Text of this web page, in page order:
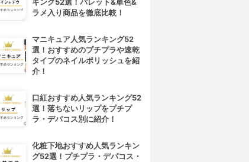
キング52選！パレット&単色&
ラメ入り商品を徹底比較！
マニキュア人気ランキング52
選！おすすめのプチプラや速乾
タイプのネイルポリッシュを紹
介！
口紅おすすめ人気ランキング52
選！落ちないリップをプチプ
ラ・デパコス別に紹介！
化粧下地おすすめ人気ランキン
グ52選！プチプラ・デパコス・